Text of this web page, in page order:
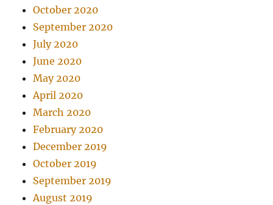
October 2020
September 2020
July 2020
June 2020
May 2020
April 2020
March 2020
February 2020
December 2019
October 2019
September 2019
August 2019